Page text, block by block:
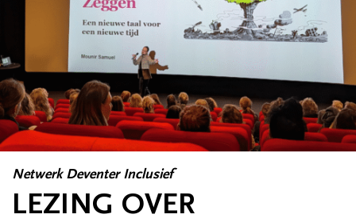
Netwerk Deventer Inclusief
LEZING OVER